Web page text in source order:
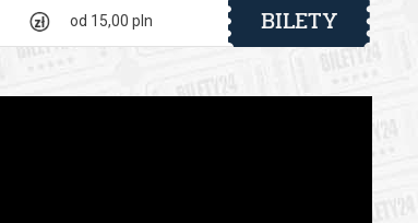
od 15,00 pln BILETY